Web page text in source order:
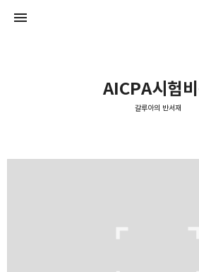
AICPA시험
갈루아의 반서재
갈루아